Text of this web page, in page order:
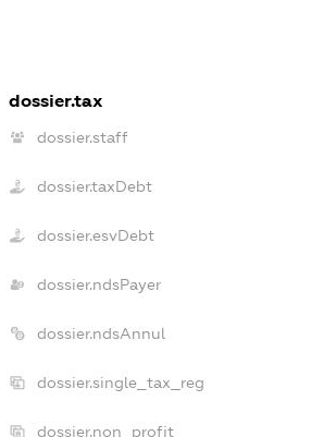
dossier.tax
dossier.staff
dossier.taxDebt
dossier.esvDebt
dossier.ndsPayer
dossier.ndsAnnul
dossier.single_tax_reg
dossier.non_profit